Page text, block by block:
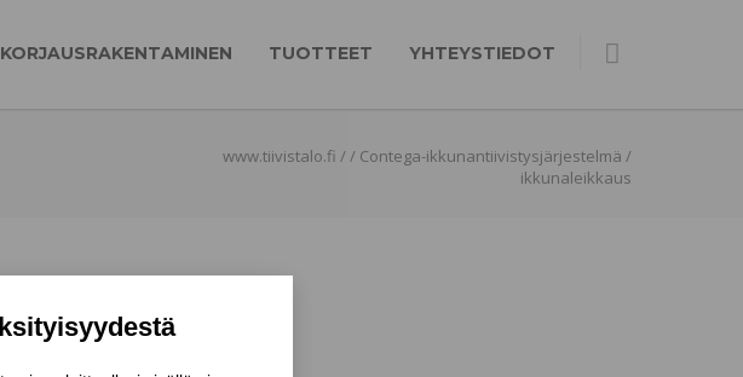
KORJAUSRAKENTAMINEN TUOTTEET YHTEYSTIEDOT
www.tiivistalo.fi // Contega-ikkunantiivistysjärjestelmä /
ikkunaleikkaus